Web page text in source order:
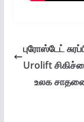
புரோஸ்டேட்
Urolift
உலக சாதனை